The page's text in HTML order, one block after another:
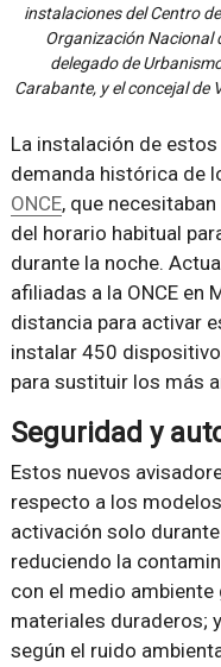
instalaciones del Centro
Organización Nacional
delegado de
Carabante, y el concejal de
La instalación de
demanda histórica de
ONCE, que
del horario habitual
durante la noche.
afiliadas a la ONCE en
distancia para activar
instalar 450
para sustituir los más
Seguridad y
Estos nuevos
respecto a los
activación solo
reduciendo la
con el medio
materiales duraderos;
según el ruido